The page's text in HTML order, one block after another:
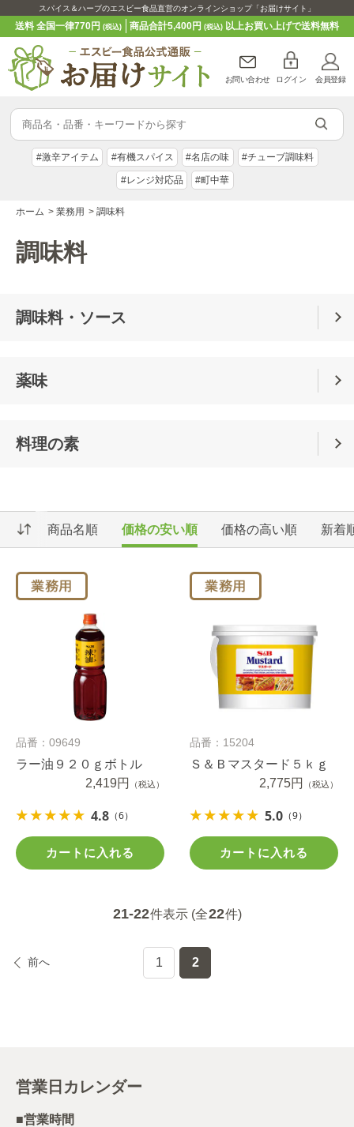
スパイス＆ハーブのエスビー食品直営のオンラインショップ「お届けサイト」
送料 全国一律770円(税込) 商品合計5,400円 (税込)以上お買い上げで送料無料
お問い合わせ ログイン 会員登録
#激辛アイテム #有機スパイス #名店の味 #チューブ調味料
#レンジ対応品 #町中華
ホーム > 業務用 > 調味料
調味料
調味料・ソース
薬味
料理の素
商品名順 価格の安い順 価格の高い順 新着
品番：09649
ラー油９２０ｇボトル
2,419円
（税込）
4.8 （6）
カートに入れる
品番：15204
Ｓ＆Ｂマスタード５ｋｇ
2,775円
（税込）
5.0 （9）
カートに入れる
21-22件表示 (全22件)
前へ 1 2
営業日カレンダー
■営業時間